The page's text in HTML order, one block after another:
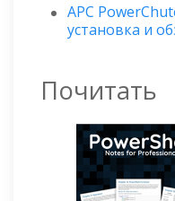
APC
установка и
Почитать